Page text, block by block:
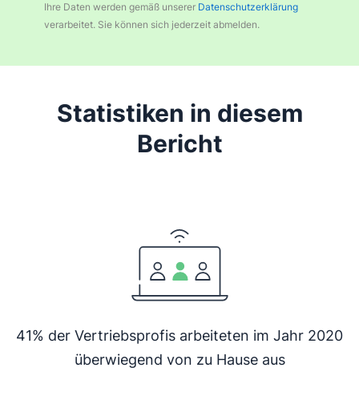
Ihre Daten werden gemäß unserer Datenschutzerklärung
verarbeitet. Sie können sich jederzeit abmelden.
Statistiken in diesem
Bericht
41% der Vertriebsprofis arbeiteten im Jahr 2020
überwiegend von zu Hause aus